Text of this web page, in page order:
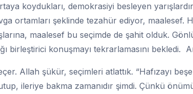
ortaya koydukları, demokrasiyi besleyen
ortamları şeklinde tezahür ediyor, maalesef.
maalesef bu seçimde de şahit olduk.
birleştirici konuşmayı tekrarlamasını bekledi.
Allah şükür, seçimleri atlattık. “Hafızayı
ileriye bakma zamanıdır şimdi. Çünkü